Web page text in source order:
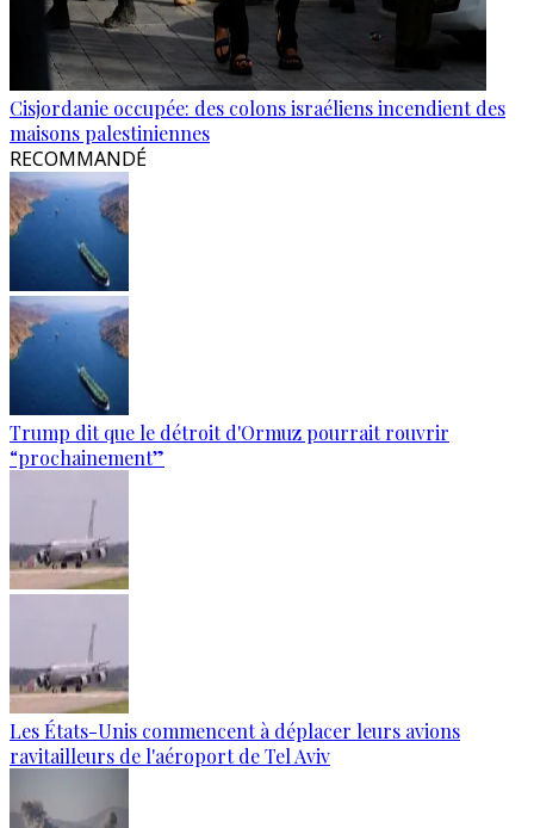
Cisjordanie occupée: des colons israéliens incendient des
maisons palestiniennes
RECOMMANDÉ
Trump dit que le détroit d'Ormuz pourrait rouvrir
“prochainement”
Les États-Unis commencent à déplacer leurs avions
ravitailleurs de l'aéroport de Tel Aviv